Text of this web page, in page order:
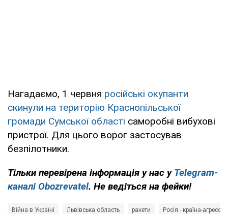
Нагадаємо, 1 червня російські окупанти
скинули на територію Краснопільської
громади Сумської області саморобні вибухові
пристрої. Для цього ворог застосував
безпілотники.
Тільки перевірена інформація у нас у Telegram-
каналі Obozrevatel. Не ведіться на фейки!
Війна в Україні Львівська область ракети Росія - країна-агресор